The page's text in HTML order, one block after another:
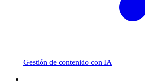
Gestión de contenido con IA